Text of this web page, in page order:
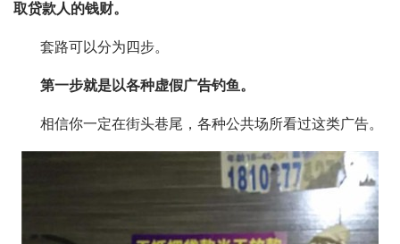
取贷款人的钱财。
套路可以分为四步。
第一步就是以各种虚假广告钓鱼。
相信你一定在街头巷尾，各种公共场所看过这类广告。